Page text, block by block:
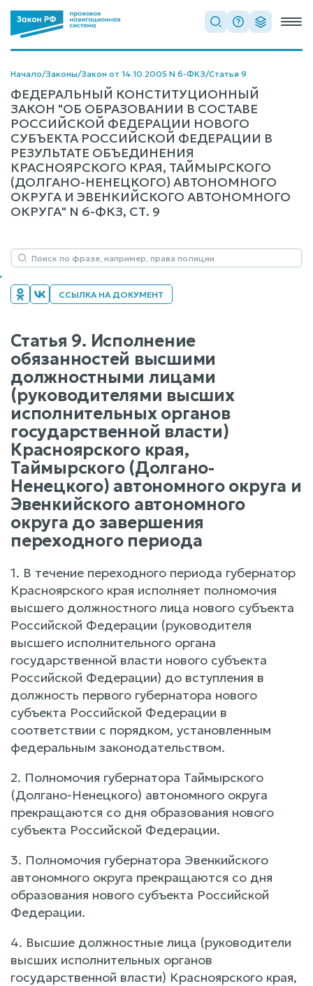
Начало/Законы/Закон от 14.10.2005 N 6-ФКЗ/Статья 9
ФЕДЕРАЛЬНЫЙ КОНСТИТУЦИОННЫЙ
ЗАКОН "ОБ ОБРАЗОВАНИИ В СОСТАВЕ
РОССИЙСКОЙ ФЕДЕРАЦИИ НОВОГО
СУБЪЕКТА РОССИЙСКОЙ ФЕДЕРАЦИИ В
РЕЗУЛЬТАТЕ ОБЪЕДИНЕНИЯ
КРАСНОЯРСКОГО КРАЯ, ТАЙМЫРСКОГО
(ДОЛГАНО-НЕНЕЦКОГО) АВТОНОМНОГО
ОКРУГА И ЭВЕНКИЙСКОГО АВТОНОМНОГО
ОКРУГА" N 6-ФКЗ, СТ. 9
ССЫЛКА НА ДОКУМЕНТ
Статья 9. Исполнение
обязанностей высшими
должностными лицами
(руководителями высших
исполнительных органов
государственной власти)
Красноярского края,
Таймырского (Долгано-
Ненецкого) автономного округа и
Эвенкийского автономного
округа до завершения
переходного периода
1. В течение переходного периода губернатор
Красноярского края исполняет полномочия
высшего должностного лица нового субъекта
Российской Федерации (руководителя
высшего исполнительного органа
государственной власти нового субъекта
Российской Федерации) до вступления в
должность первого губернатора нового
субъекта Российской Федерации в
соответствии с порядком, установленным
федеральным законодательством.
2. Полномочия губернатора Таймырского
(Долгано-Ненецкого) автономного округа
прекращаются со дня образования нового
субъекта Российской Федерации.
3. Полномочия губернатора Эвенкийского
автономного округа прекращаются со дня
образования нового субъекта Российской
Федерации.
4. Высшие должностные лица (руководители
высших исполнительных органов
государственной власти) Красноярского края,